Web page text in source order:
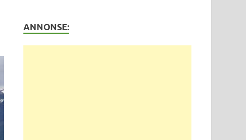
ANNONSE: